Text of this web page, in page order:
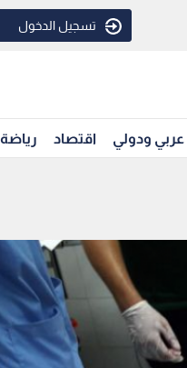
تسجيل الدخول
عربي ودولي اقتصاد رياضة